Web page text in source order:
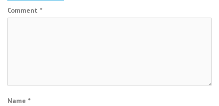
Comment *
Name *